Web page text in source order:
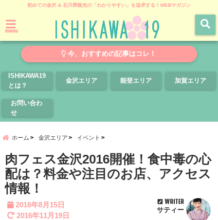
初めての金沢 & 石川県観光の「わかりやすい」を追求する！WEBマガジン
menu
今、おすすめの記事はコレ！
ISHIKAWA19
とは？
金沢エリア 能登エリア 加賀エリア
お問い合わ
せ
ホーム 金沢エリア イベント
肉フェス金沢2016開催！食中毒の心
配は？料金や注目のお店、アクセス
情報！
2016年8月15日
2016年11月19日
WRITER
サティー